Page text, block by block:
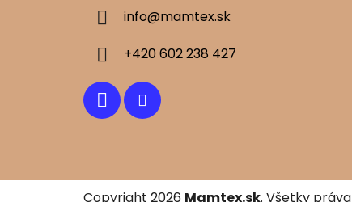
info@mamtex.sk
+420 602 238 427
Copyright 2026 Mamtex.sk. Všetky